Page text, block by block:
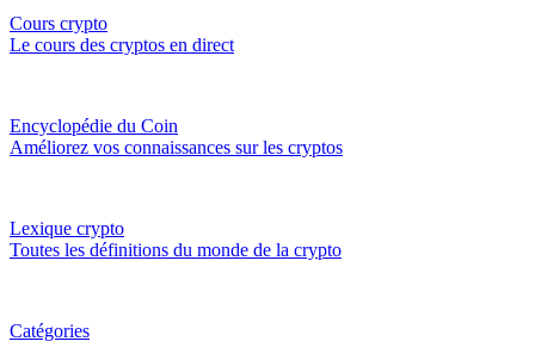
Cours crypto
Le cours des cryptos en direct
Encyclopédie du Coin
Améliorez vos connaissances sur les cryptos
Lexique crypto
Toutes les définitions du monde de la crypto
Catégories